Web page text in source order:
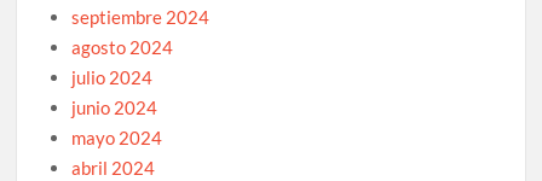
septiembre 2024
agosto 2024
julio 2024
junio 2024
mayo 2024
abril 2024